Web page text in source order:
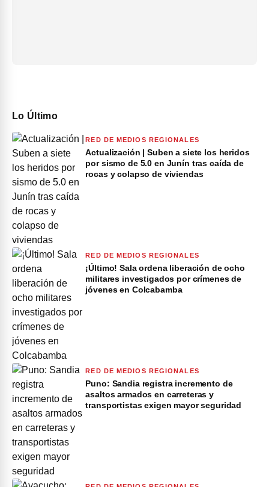
Lo Último
RED DE MEDIOS REGIONALES
Actualización | Suben a siete los heridos
por sismo de 5.0 en Junín tras caída de
rocas y colapso de viviendas
RED DE MEDIOS REGIONALES
¡Último! Sala ordena liberación de ocho
militares investigados por crímenes de
jóvenes en Colcabamba
RED DE MEDIOS REGIONALES
Puno: Sandia registra incremento de
asaltos armados en carreteras y
transportistas exigen mayor seguridad